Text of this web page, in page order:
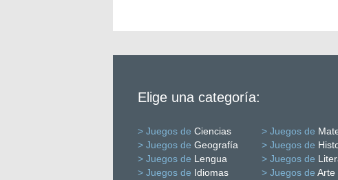
Elige una categoría:
> Juegos de Ciencias > Juegos de
> Juegos de Geografía > Juegos de
> Juegos de Lengua > Juegos de
> Juegos de Idiomas > Juegos de Arte